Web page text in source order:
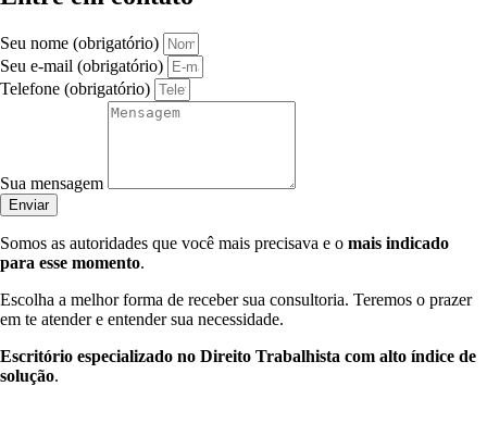
Seu nome (obrigatório)
Seu e-mail (obrigatório)
Telefone (obrigatório)
Sua mensagem
Enviar
Somos as autoridades que você mais precisava e o mais indicado
para esse momento.
Escolha a melhor forma de receber sua consultoria. Teremos o prazer
em te atender e entender sua necessidade.
Escritório especializado no Direito Trabalhista com alto índice de
solução.